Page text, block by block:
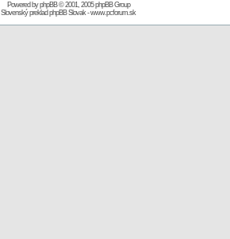
Powered byphpBB© 2001, 2005 phpBB Group
Slovenský preklad phpBB Slovak-www.pcforum.sk